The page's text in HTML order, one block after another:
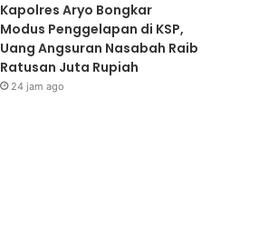
Kapolres Aryo Bongkar
Modus Penggelapan di KSP,
Uang Angsuran Nasabah Raib
Ratusan Juta Rupiah
24 jam ago